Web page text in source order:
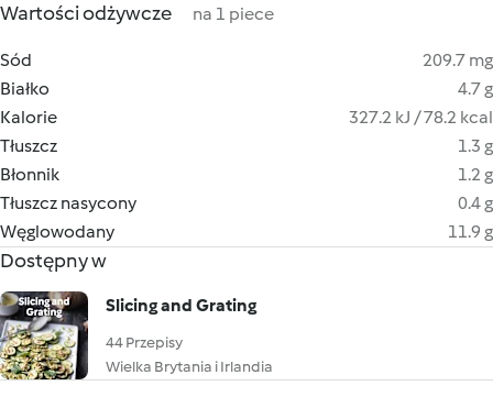
Wartości odżywcze na 1 piece
Sód
209.7 mg
Białko
4.7 g
Kalorie
327.2 kJ / 78.2 kcal
Tłuszcz
1.3 g
Błonnik
1.2 g
Tłuszcz nasycony
0.4 g
Węglowodany
11.9 g
Dostępny w
Slicing and Grating
44 Przepisy
Wielka Brytania i Irlandia